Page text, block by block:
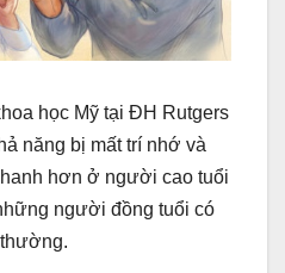
học Mỹ tại ĐH Rutgers
năng bị mất trí nhớ và
hơn ở người cao tuổi
người đồng tuổi có